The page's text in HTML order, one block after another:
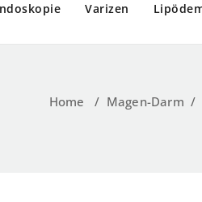
Varizen
Home / Magen-Darm /